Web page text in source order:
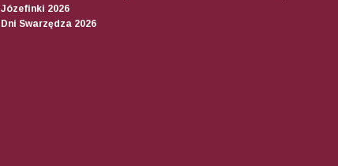
Józefinki 2026
Dni Swarzędza 2026